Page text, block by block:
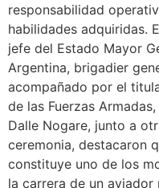
responsabilidad
habilidades adquiridas.
jefe del Estado Mayor
Argentina, brigadier
acompañado por el
de las Fuerzas
Dalle Nogare, junto a
ceremonia, destacaron
constituye uno de los
la carrera de un